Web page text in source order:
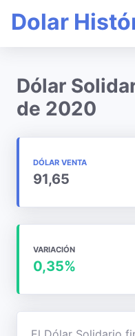
Dolar
Dólar
de 2020
DÓLAR VENTA
91,65
VARIACIÓN
0,35%